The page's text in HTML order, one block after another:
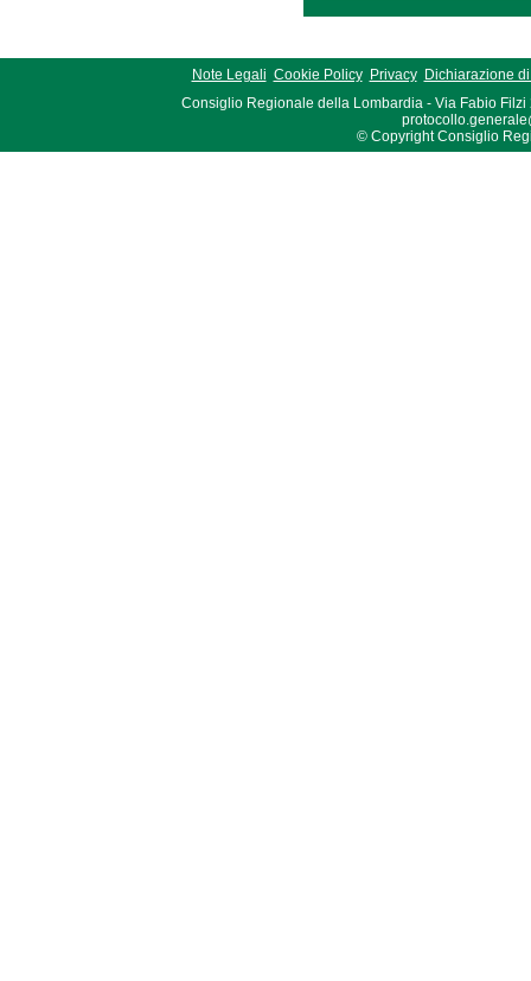
Note Legali Cookie Policy Privacy
Dichiarazione
Consiglio Regionale della Lombardia - Via Fabio Filzi
© Copyright Consiglio